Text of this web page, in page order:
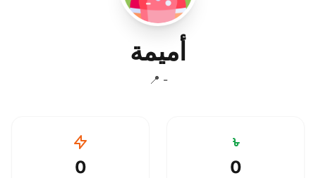
أميمة
📍 -
0 0